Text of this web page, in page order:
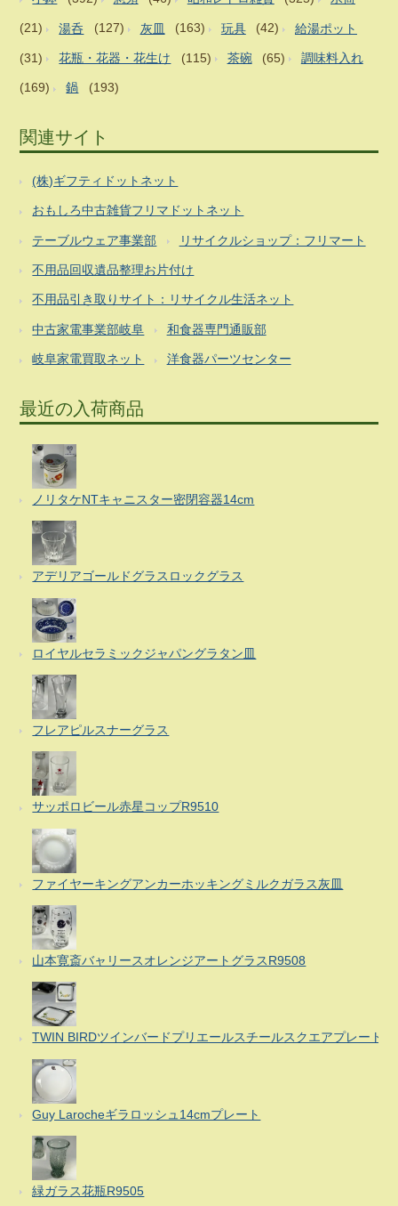
(21) 湯呑 (127) 灰皿 (163) 玩具 (42) 給湯ポット
(31) 花瓶・花器・花生け (115) 茶碗 (65) 調味料入れ
(169) 鍋 (193)
関連サイト
(株)ギフティドットネット
おもしろ中古雑貨フリマドットネット
テーブルウェア事業部 リサイクルショップ：フリマート
不用品回収遺品整理お片付け
不用品引き取りサイト：リサイクル生活ネット
中古家電事業部岐阜 和食器専門通販部
岐阜家電買取ネット 洋食器パーツセンター
最近の入荷商品
ノリタケNTキャニスター密閉容器14cm
アデリアゴールドグラスロックグラス
ロイヤルセラミックジャパングラタン皿
フレアピルスナーグラス
サッポロビール赤星コップR9510
ファイヤーキングアンカーホッキングミルクガラス灰皿
山本寛斎バャリースオレンジアートグラスR9508
TWIN BIRDツインバードプリエールスチールスクエアプレート
Guy Larocheギラロッシュ14cmプレート
緑ガラス花瓶R9505